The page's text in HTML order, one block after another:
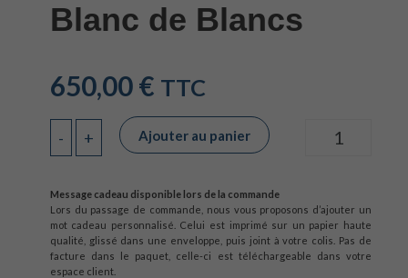
Blanc de Blancs
650,00€ TTC
- Quantité
+ Ajouter au panier
Message cadeau disponible lors de la commande
Lors du passage de commande, nous vous proposons d’ajouter un
mot cadeau personnalisé. Celui est imprimé sur un papier haute
qualité, glissé dans une enveloppe, puis joint à votre colis. Pas de
facture dans le paquet, celle-ci est téléchargeable dans votre
espace client.